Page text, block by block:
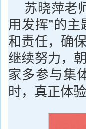
苏晓萍老
用发挥”的
和责任，确
继续努力，
家多参与集
时，真正体